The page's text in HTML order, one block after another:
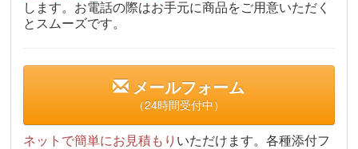
します。お電話の際はお手元に商品をご用意いただく
とスムーズです。
メールフォーム
（24時間受付中）
ネットで簡単にお見積もり いただけます。各種添付フ